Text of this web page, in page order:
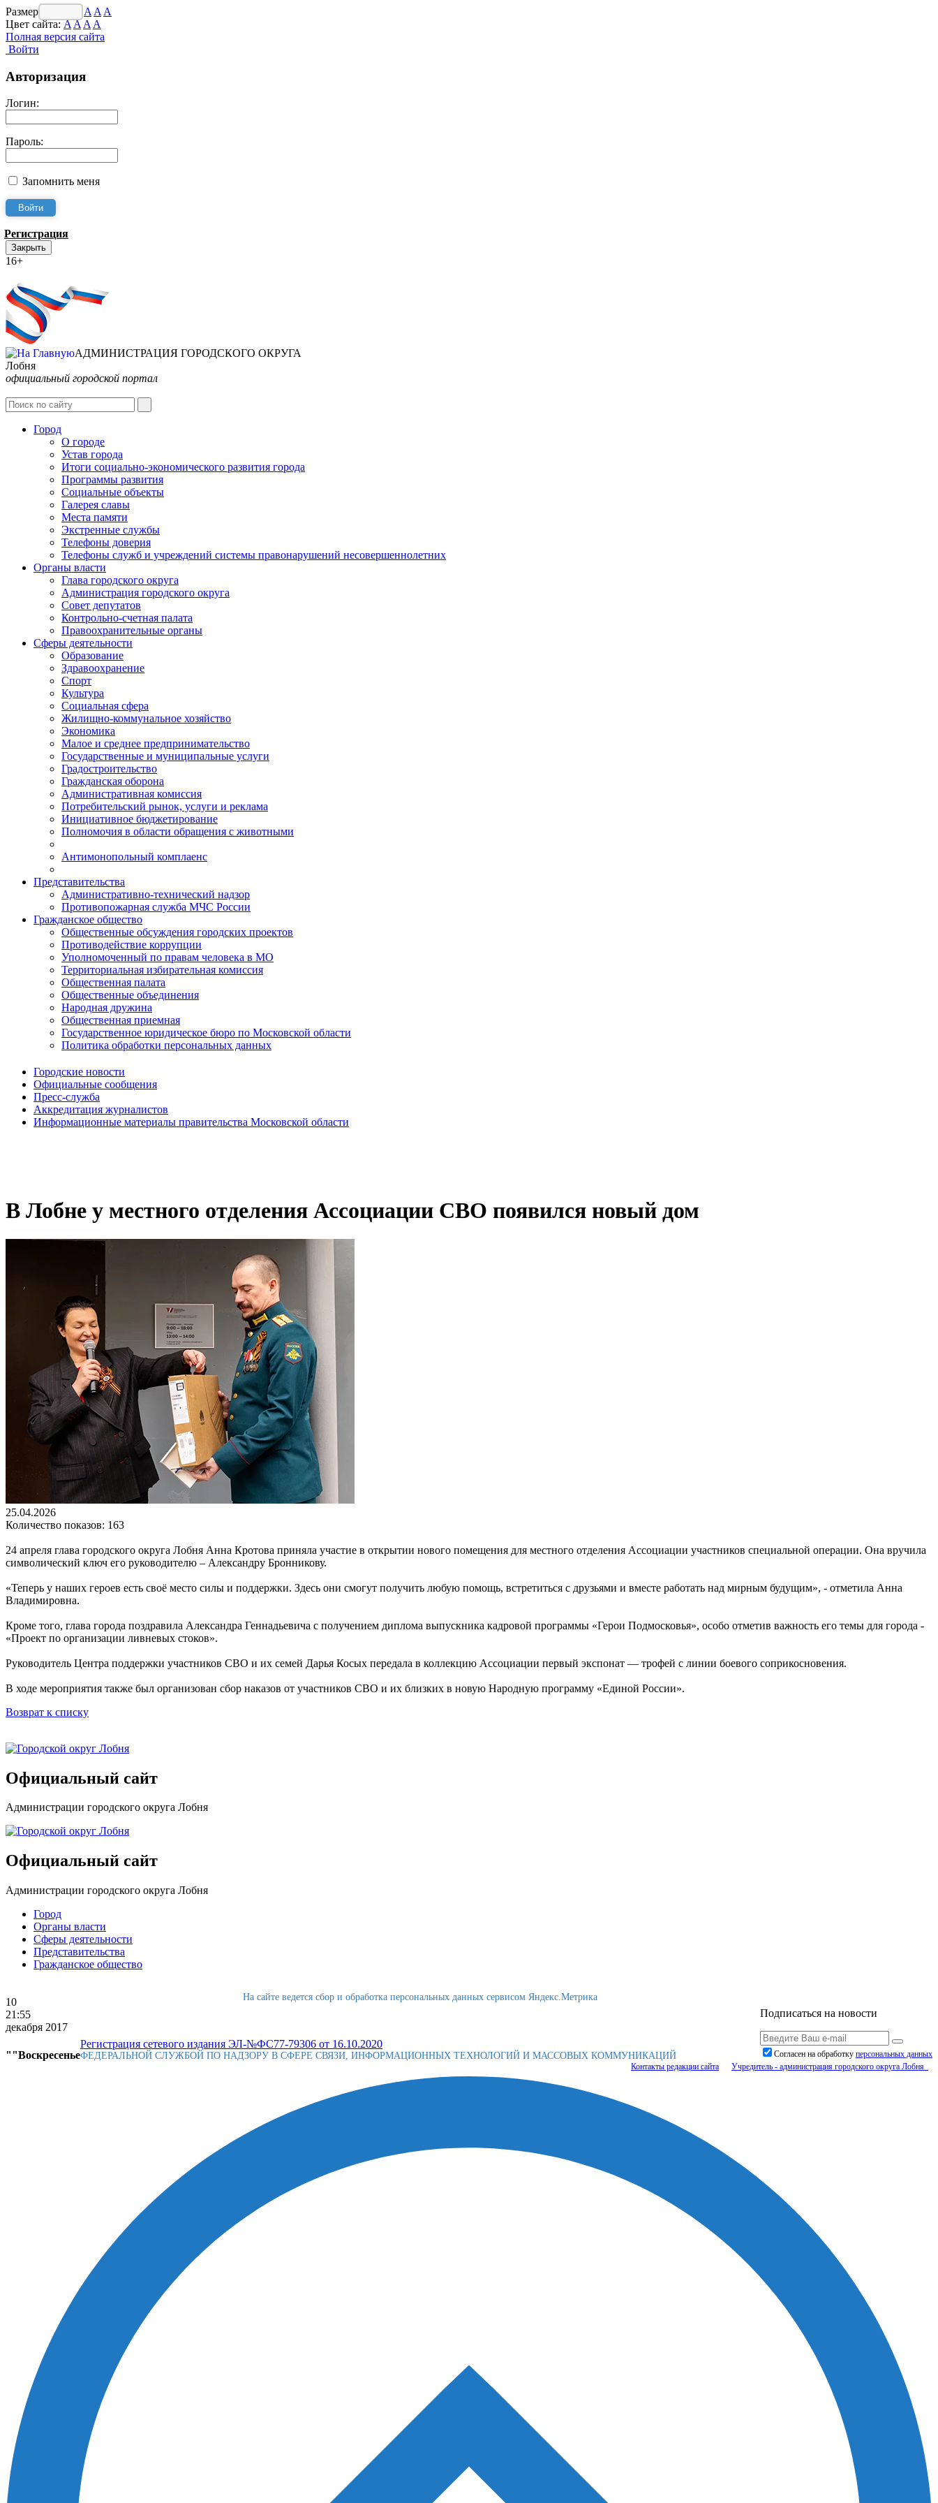
Размер шрифта: A A A
Цвет сайта:AA A A
Полная версия сайта
Войти
Авторизация
Логин:
Пароль:
Запомнить меня
Регистрация
Закрыть
16+
АДМИНИСТРАЦИЯ ГОРОДСКОГО ОКРУГА
Лобня
официальный городской портал
Город
О городе
Устав города
Итоги социально-экономического развития города
Программы развития
Социальные объекты
Галерея славы
Места памяти
Экстренные службы
Телефоны доверия
Телефоны служб и учреждений системы правонарушений несовершеннолетних
Органы власти
Глава городского округа
Администрация городcкого округа
Совет депутатов
Контрольно-счетная палата
Правоохранительные органы
Сферы деятельности
Образование
Здравоохранение
Спорт
Культура
Социальная сфера
Жилищно-коммунальное хозяйство
Экономика
Малое и среднее предпринимательство
Государственные и муниципальные услуги
Градостроительство
Гражданская оборона
Административная комиссия
Потребительский рынок, услуги и реклама
Инициативное бюджетирование
Полномочия в области обращения с животными
Антимонопольный комплаенс
Представительства
Административно-технический надзор
Противопожарная служба МЧС России
Гражданское общество
Общественные обсуждения городских проектов
Противодействие коррупции
Уполномоченный по правам человека в МО
Территориальная избирательная комиссия
Общественная палата
Общественные объединения
Народная дружина
Общественная приемная
Государственное юридическое бюро по Московской области
Политика обработки персональных данных
Городские новости
Официальные сообщения
Пресс-служба
Аккредитация журналистов
Информационные материалы правительства Московской области
В Лобне у местного отделения Ассоциации СВО появился новый дом
25.04.2026
Количество показов: 163
24 апреля глава городского округа Лобня Анна Кротова приняла участие в открытии нового помещения для местного отделения Ассоциации участников специальной операции. Она вручила
символический ключ его руководителю – Александру Бронникову.
«Теперь у наших героев есть своё место силы и поддержки. Здесь они смогут получить любую помощь, встретиться с друзьями и вместе работать над мирным будущим», - отметила Анна
Владимировна.
Кроме того, глава города поздравила Александра Геннадьевича с получением диплома выпускника кадровой программы «Герои Подмосковья», особо отметив важность его темы для города -
«Проект по организации ливневых стоков».
Руководитель Центра поддержки участников СВО и их семей Дарья Косых передала в коллекцию Ассоциации первый экспонат — трофей с линии боевого соприкосновения.
В ходе мероприятия также был организован сбор наказов от участников СВО и их близких в новую Народную программу «Единой России».
Возврат к списку
Официальный сайт
Администрации городского округа Лобня
Официальный сайт
Администрации городского округа Лобня
Город
Органы власти
Сферы деятельности
Представительства
Гражданское общество
10
21:55
декабря 2017
""Воскресенье
Подписаться на новости
Согласен на обработку персональныx данных
На сайте ведется сбор и обработка персональных данных сервисом Яндекс.Метрика
Регистрация сетевого издания ЭЛ-№ФС77-79306 от 16.10.2020
ФЕДЕРАЛЬНОЙ СЛУЖБОЙ ПО НАДЗОРУ В СФЕРЕ СВЯЗИ, ИНФОРМАЦИОННЫХ ТЕХНОЛОГИЙ И МАССОВЫХ КОММУНИКАЦИЙ
Контакты редакции сайта Учредитель - администрация городского округа Лобня